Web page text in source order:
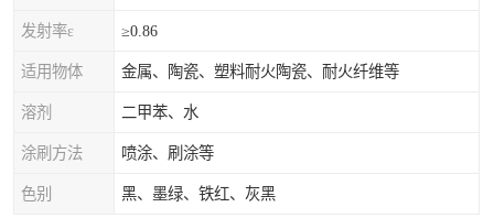
发射率ε ≥0.86
适用物体 金属、陶瓷、塑料耐火陶瓷、耐火纤维等
溶剂 二甲苯、水
涂刷方法 喷涂、刷涂等
色别 黑、墨绿、铁红、灰黑